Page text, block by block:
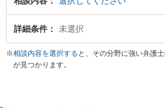
詳細条件 未選択
※相談内容を選択する と、その分野に強い弁護
が見つかります。